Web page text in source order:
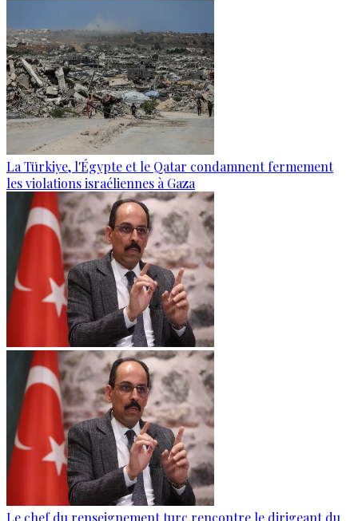
La Türkiye, l'Égypte et le Qatar condamnent fermement
les violations israéliennes à Gaza
Le chef du renseignement turc rencontre le dirigeant du